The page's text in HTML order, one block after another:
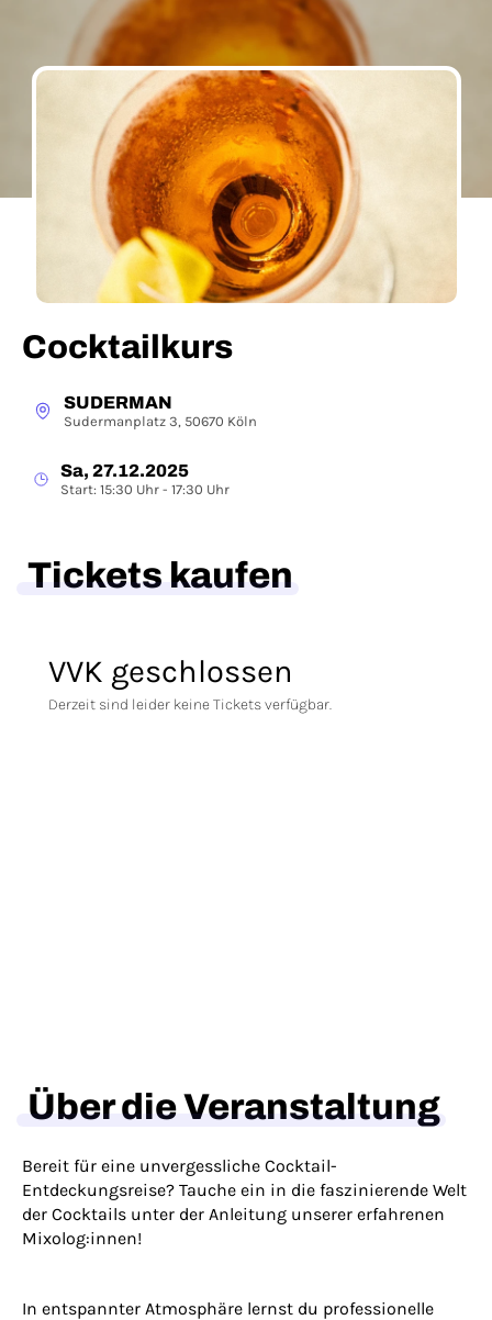
Cocktailkurs
SUDERMAN
Sudermanplatz 3, 50670 Köln
Sa, 27.12.2025
Start: 15:30 Uhr - 17:30 Uhr
Tickets kaufen
VVK geschlossen
Derzeit sind leider keine Tickets verfügbar.
Über die Veranstaltung
Bereit für eine unvergessliche Cocktail-
Entdeckungsreise? Tauche ein in die faszinierende Welt
der Cocktails unter der Anleitung unserer erfahrenen
Mixolog:innen!
In entspannter Atmosphäre lernst du professionelle